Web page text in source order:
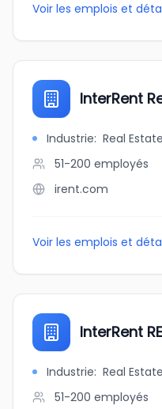
Voir les emplois et
InterRent
Industrie: Real Estate
51-200 employés
irent.com
Voir les emplois et
InterRent
Industrie: Real Estate
51-200 employés